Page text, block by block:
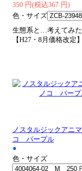
350 円(税込367 円)
色・サイズ
生態系と…考えてみ
【H27・8月価格改定
ノスタルジックアニ
コ パープル
●
色・サイズ